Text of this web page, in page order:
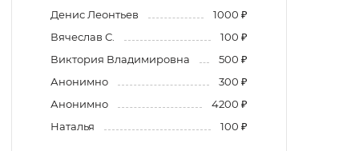
Денис Леонтьев
1000 ₽
Вячеслав С.
100 ₽
Виктория Владимировна
500 ₽
Анонимно
300 ₽
Анонимно
4200 ₽
Наталья
100 ₽